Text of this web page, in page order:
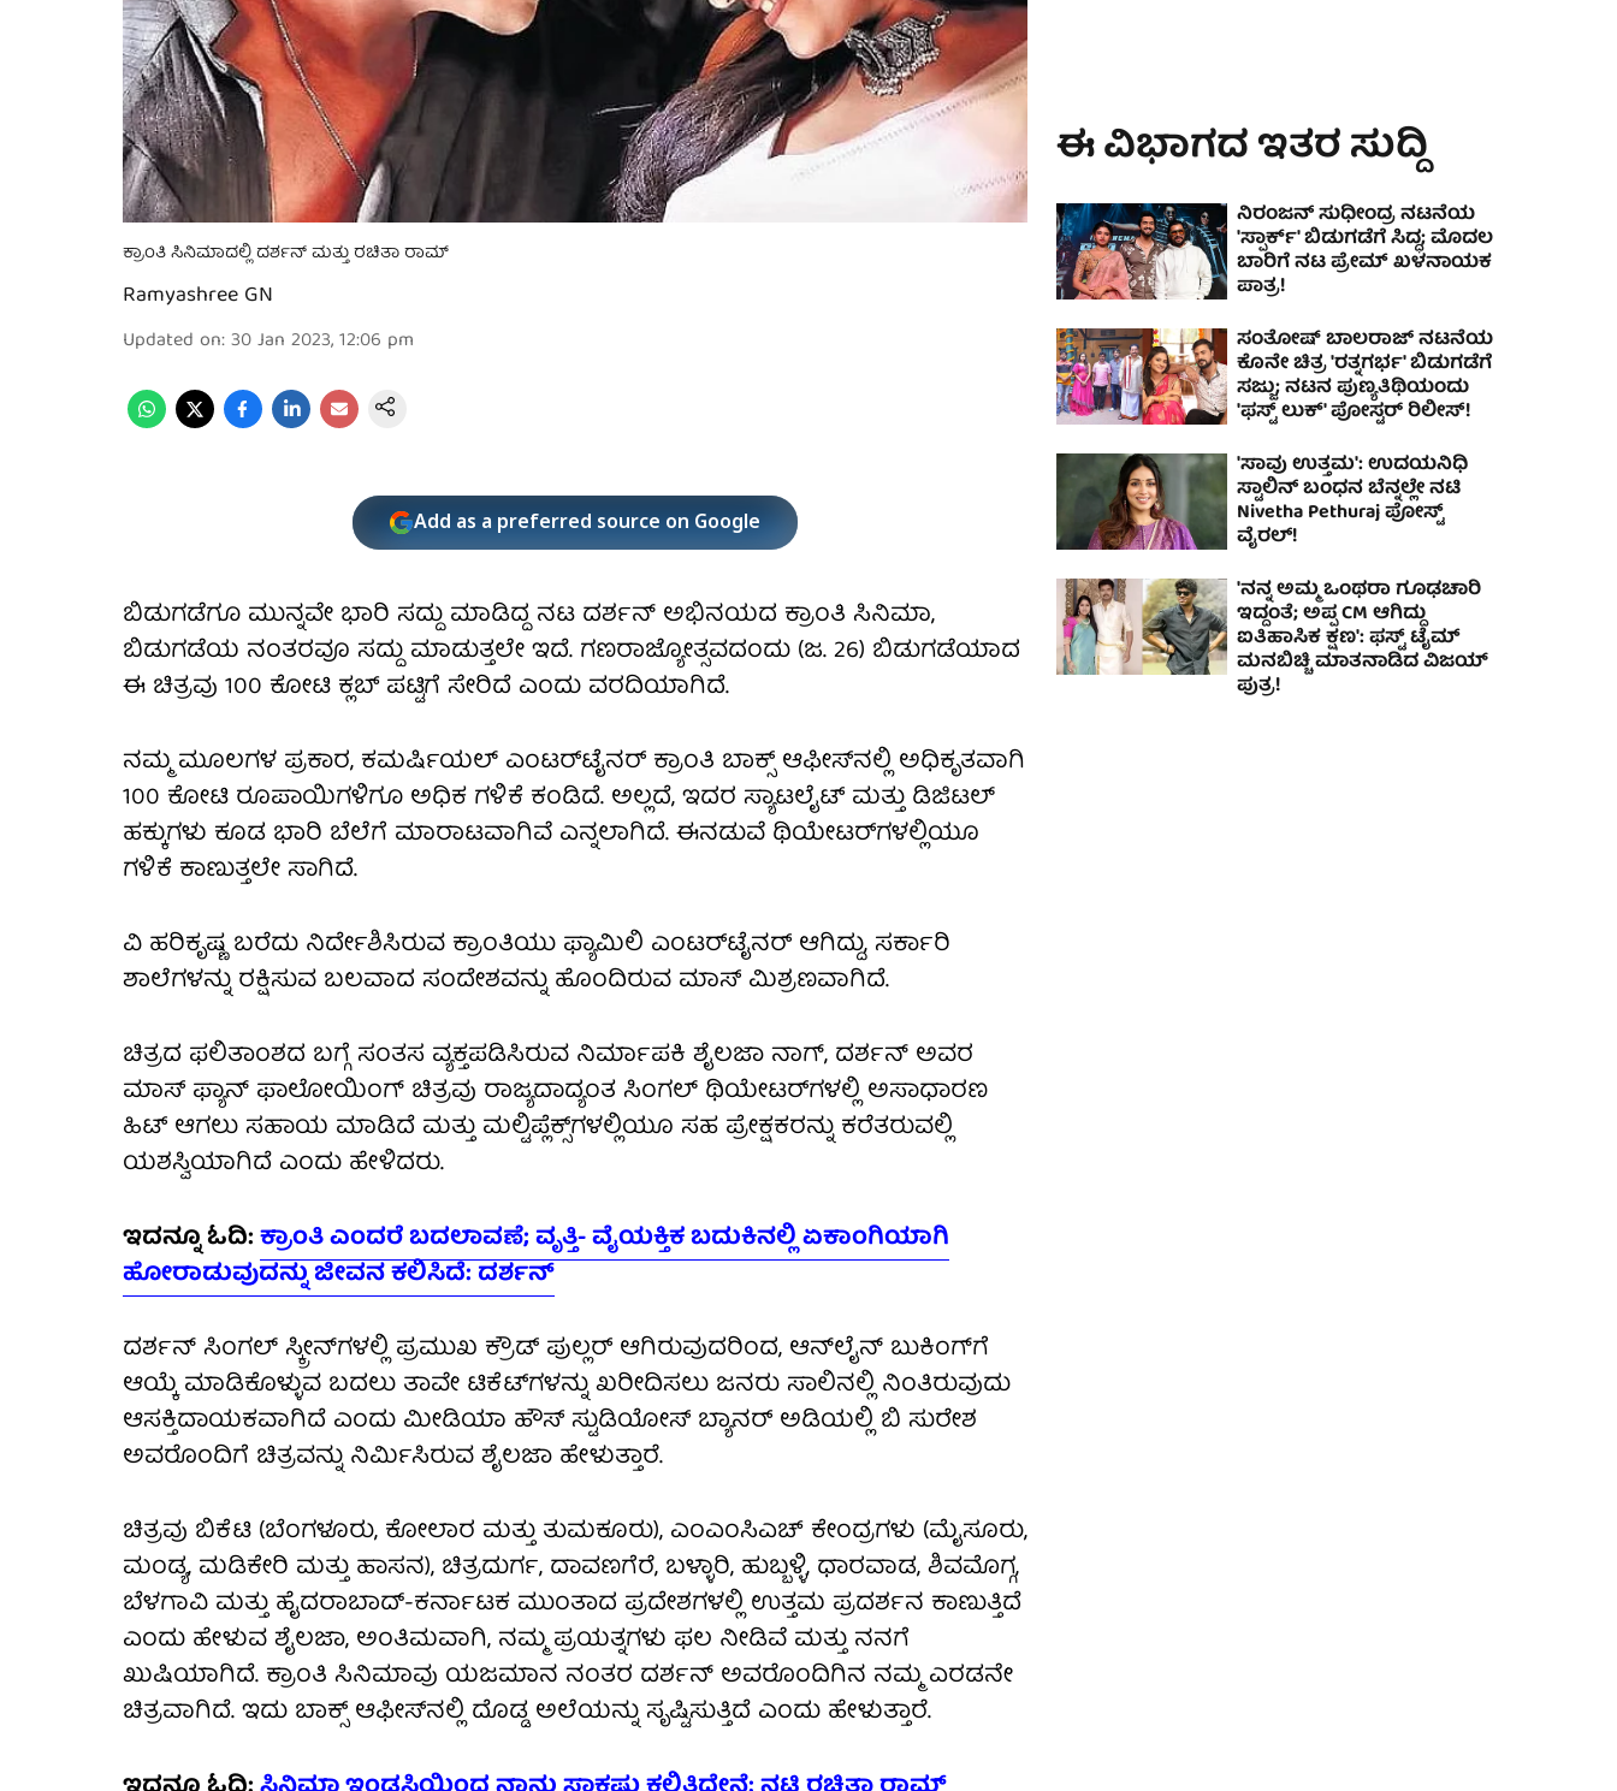
ಕ್ರಾಂತಿ ಸಿನಿಮಾದಲ್ಲಿ ದರ್ಶನ್ ಮತ್ತು ರಚಿತಾ ರಾಮ್
Ramyashree GN
Updated on:30 Jan 2023, 12:06 pm
Add as a preferred source on Google
ಬಿಡುಗಡೆಗೂ ಮುನ್ನವೇ ಭಾರಿ ಸದ್ದು ಮಾಡಿದ್ದ ನಟ ದರ್ಶನ್ ಅಭಿನಯದ ಕ್ರಾಂತಿ ಸಿನಿಮಾ,
ಬಿಡುಗಡೆಯ ನಂತರವೂ ಸದ್ದು ಮಾಡುತ್ತಲೇ ಇದೆ. ಗಣರಾಜ್ಯೋತ್ಸವದಂದು (ಜ. 26) ಬಿಡುಗಡೆಯಾದ
ಈ ಚಿತ್ರವು 100 ಕೋಟಿ ಕ್ಲಬ್ ಪಟ್ಟಿಗೆ ಸೇರಿದೆ ಎಂದು ವರದಿಯಾಗಿದೆ.
ನಮ್ಮ ಮೂಲಗಳ ಪ್ರಕಾರ, ಕಮರ್ಷಿಯಲ್ ಎಂಟರ್‌ಟೈನರ್ ಕ್ರಾಂತಿ ಬಾಕ್ಸ್‌ ಆಫೀಸ್‌ನಲ್ಲಿ ಅಧಿಕೃತವಾಗಿ
100 ಕೋಟಿ ರೂಪಾಯಿಗಳಿಗೂ ಅಧಿಕ ಗಳಿಕೆ ಕಂಡಿದೆ. ಅಲ್ಲದೆ, ಇದರ ಸ್ಯಾಟಲೈಟ್ ಮತ್ತು ಡಿಜಿಟಲ್
ಹಕ್ಕುಗಳು ಕೂಡ ಭಾರಿ ಬೆಲೆಗೆ ಮಾರಾಟವಾಗಿವೆ ಎನ್ನಲಾಗಿದೆ. ಈನಡುವೆ ಥಿಯೇಟರ್‌ಗಳಲ್ಲಿಯೂ
ಗಳಿಕೆ ಕಾಣುತ್ತಲೇ ಸಾಗಿದೆ.
ವಿ ಹರಿಕೃಷ್ಣ ಬರೆದು ನಿರ್ದೇಶಿಸಿರುವ ಕ್ರಾಂತಿಯು ಫ್ಯಾಮಿಲಿ ಎಂಟರ್‌ಟೈನರ್ ಆಗಿದ್ದು, ಸರ್ಕಾರಿ
ಶಾಲೆಗಳನ್ನು ರಕ್ಷಿಸುವ ಬಲವಾದ ಸಂದೇಶವನ್ನು ಹೊಂದಿರುವ ಮಾಸ್ ಮಿಶ್ರಣವಾಗಿದೆ.
ಚಿತ್ರದ ಫಲಿತಾಂಶದ ಬಗ್ಗೆ ಸಂತಸ ವ್ಯಕ್ತಪಡಿಸಿರುವ ನಿರ್ಮಾಪಕಿ ಶೈಲಜಾ ನಾಗ್, ದರ್ಶನ್ ಅವರ
ಮಾಸ್ ಫ್ಯಾನ್ ಫಾಲೋಯಿಂಗ್ ಚಿತ್ರವು ರಾಜ್ಯದಾದ್ಯಂತ ಸಿಂಗಲ್ ಥಿಯೇಟರ್‌ಗಳಲ್ಲಿ ಅಸಾಧಾರಣ
ಹಿಟ್ ಆಗಲು ಸಹಾಯ ಮಾಡಿದೆ ಮತ್ತು ಮಲ್ಟಿಪ್ಲೆಕ್ಸ್‌ಗಳಲ್ಲಿಯೂ ಸಹ ಪ್ರೇಕ್ಷಕರನ್ನು ಕರೆತರುವಲ್ಲಿ
ಯಶಸ್ವಿಯಾಗಿದೆ ಎಂದು ಹೇಳಿದರು.
ಇದನ್ನೂ ಓದಿ:ಕ್ರಾಂತಿ ಎಂದರೆ ಬದಲಾವಣೆ; ವೃತ್ತಿ- ವೈಯಕ್ತಿಕ ಬದುಕಿನಲ್ಲಿ ಏಕಾಂಗಿಯಾಗಿ
ಹೋರಾಡುವುದನ್ನು ಜೀವನ ಕಲಿಸಿದೆ: ದರ್ಶನ್
ದರ್ಶನ್ ಸಿಂಗಲ್ ಸ್ಕ್ರೀನ್‌ಗಳಲ್ಲಿ ಪ್ರಮುಖ ಕ್ರೌಡ್ ಪುಲ್ಲರ್ ಆಗಿರುವುದರಿಂದ, ಆನ್‌ಲೈನ್ ಬುಕಿಂಗ್‌ಗೆ
ಆಯ್ಕೆ ಮಾಡಿಕೊಳ್ಳುವ ಬದಲು ತಾವೇ ಟಿಕೆಟ್‌ಗಳನ್ನು ಖರೀದಿಸಲು ಜನರು ಸಾಲಿನಲ್ಲಿ ನಿಂತಿರುವುದು
ಆಸಕ್ತಿದಾಯಕವಾಗಿದೆ ಎಂದು ಮೀಡಿಯಾ ಹೌಸ್ ಸ್ಟುಡಿಯೋಸ್ ಬ್ಯಾನರ್ ಅಡಿಯಲ್ಲಿ ಬಿ ಸುರೇಶ
ಅವರೊಂದಿಗೆ ಚಿತ್ರವನ್ನು ನಿರ್ಮಿಸಿರುವ ಶೈಲಜಾ ಹೇಳುತ್ತಾರೆ.
ಚಿತ್ರವು ಬಿಕೆಟಿ (ಬೆಂಗಳೂರು, ಕೋಲಾರ ಮತ್ತು ತುಮಕೂರು), ಎಂಎಂಸಿಎಚ್ ಕೇಂದ್ರಗಳು (ಮೈಸೂರು,
ಮಂಡ್ಯ, ಮಡಿಕೇರಿ ಮತ್ತು ಹಾಸನ), ಚಿತ್ರದುರ್ಗ, ದಾವಣಗೆರೆ, ಬಳ್ಳಾರಿ, ಹುಬ್ಬಳ್ಳಿ, ಧಾರವಾಡ, ಶಿವಮೊಗ್ಗ,
ಬೆಳಗಾವಿ ಮತ್ತು ಹೈದರಾಬಾದ್-ಕರ್ನಾಟಕ ಮುಂತಾದ ಪ್ರದೇಶಗಳಲ್ಲಿ ಉತ್ತಮ ಪ್ರದರ್ಶನ ಕಾಣುತ್ತಿದೆ
ಎಂದು ಹೇಳುವ ಶೈಲಜಾ, ಅಂತಿಮವಾಗಿ, ನಮ್ಮ ಪ್ರಯತ್ನಗಳು ಫಲ ನೀಡಿವೆ ಮತ್ತು ನನಗೆ
ಖುಷಿಯಾಗಿದೆ. ಕ್ರಾಂತಿ ಸಿನಿಮಾವು ಯಜಮಾನ ನಂತರ ದರ್ಶನ್ ಅವರೊಂದಿಗಿನ ನಮ್ಮ ಎರಡನೇ
ಚಿತ್ರವಾಗಿದೆ. ಇದು ಬಾಕ್ಸ್‌ ಆಫೀಸ್‌ನಲ್ಲಿ ದೊಡ್ಡ ಅಲೆಯನ್ನು ಸೃಷ್ಟಿಸುತ್ತಿದೆ ಎಂದು ಹೇಳುತ್ತಾರೆ.
ಈ ವಿಭಾಗದ ಇತರ ಸುದ್ದಿ
ನಿರಂಜನ್ ಸುಧೀಂದ್ರ ನಟನೆಯ
'ಸ್ಪಾರ್ಕ್' ಬಿಡುಗಡೆಗೆ ಸಿದ್ಧ; ಮೊದಲ
ಬಾರಿಗೆ ನಟ ಪ್ರೇಮ್ ಖಳನಾಯಕ
ಪಾತ್ರ!
ಸಂತೋಷ್ ಬಾಲರಾಜ್ ನಟನೆಯ
ಕೊನೇ ಚಿತ್ರ 'ರತ್ನಗರ್ಭ' ಬಿಡುಗಡೆಗೆ
ಸಜ್ಜು; ನಟನ ಪುಣ್ಯತಿಥಿಯಂದು
'ಫಸ್ಟ್ ಲುಕ್' ಪೋಸ್ಟರ್ ರಿಲೀಸ್!
'ಸಾವು ಉತ್ತಮ': ಉದಯನಿಧಿ
ಸ್ಟಾಲಿನ್ ಬಂಧನ ಬೆನ್ನಲ್ಲೇ ನಟಿ
Nivetha Pethuraj ಪೋಸ್ಟ್
ವೈರಲ್!
'ನನ್ನ ಅಮ್ಮ ಒಂಥರಾ ಗೂಢಚಾರಿ
ಇದ್ದಂತೆ; ಅಪ್ಪ CM ಆಗಿದ್ದು
ಐತಿಹಾಸಿಕ ಕ್ಷಣ': ಫಸ್ಟ್ ಟೈಮ್
ಮನಬಿಚ್ಚಿ ಮಾತನಾಡಿದ ವಿಜಯ್
ಪುತ್ರ!